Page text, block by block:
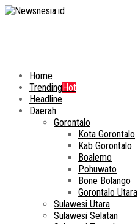
Home
TrendingHot
Headline
Daerah
Gorontalo
Kota Gorontalo
Kab Gorontalo
Boalemo
Pohuwato
Bone Bolango
Gorontalo Utara
Sulawesi Utara
Sulawesi Selatan